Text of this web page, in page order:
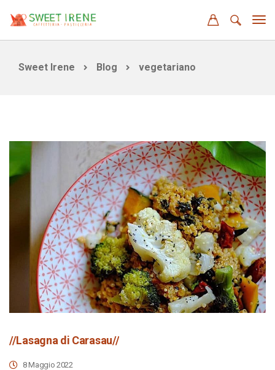
Sweet Irene Blog vegetariano
//Lasagna di Carasau//
8 Maggio 2022